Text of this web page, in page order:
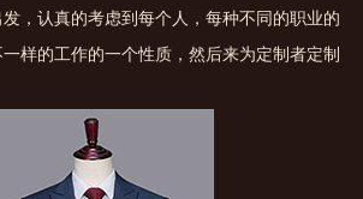
，认真的考虑到每个人，每种不同的职业的
样的工作的一个性质，然后来为定制者定制